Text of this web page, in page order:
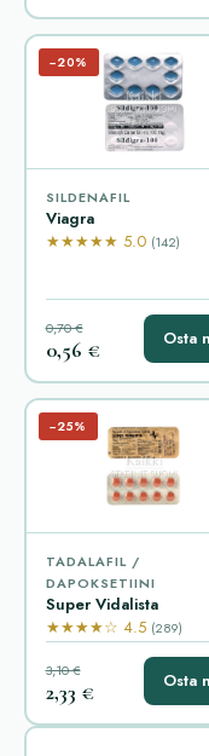
−20%
SILDENAFIL
Viagra
★★★★★ 5.0 (142)
0,70 €
0,56 € Osta
−25%
TADALAFIL /
DAPOKSETIINI
Super Vidalista
★★★★☆ 4.5 (289)
3,10 €
2,33 € Osta